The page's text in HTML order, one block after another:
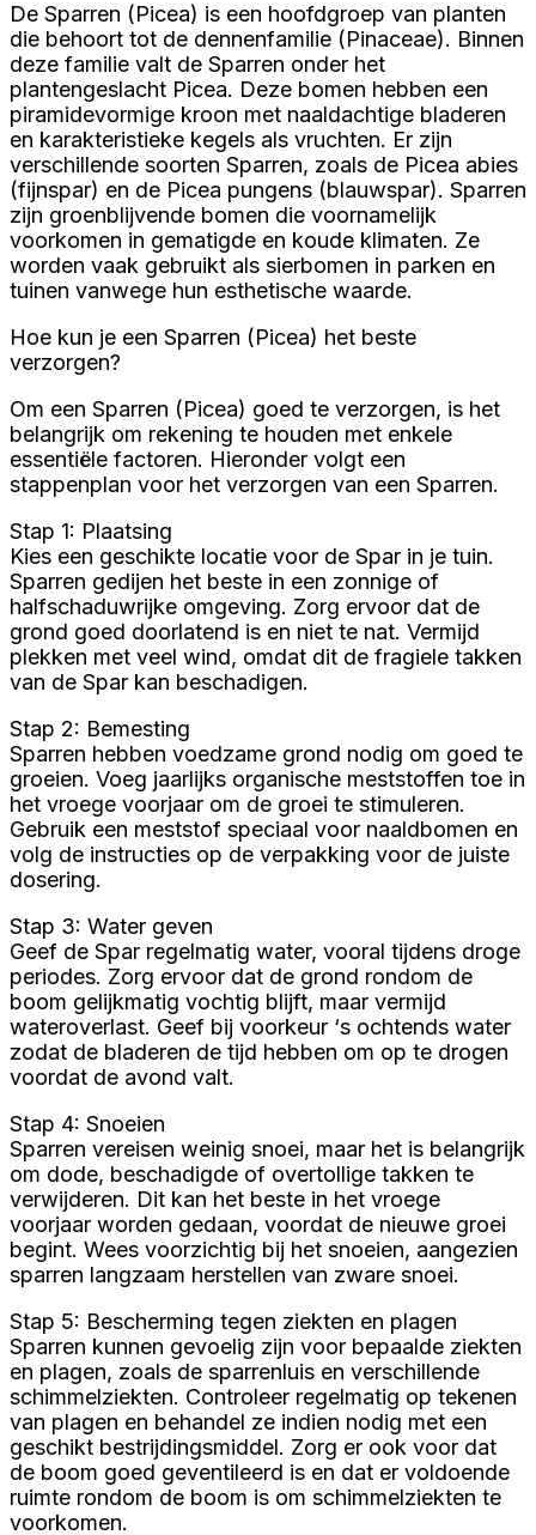
De Sparren (Picea) is een hoofdgroep van planten
die behoort tot de dennenfamilie (Pinaceae). Binnen
deze familie valt de Sparren onder het
plantengeslacht Picea. Deze bomen hebben een
piramidevormige kroon met naaldachtige bladeren
en karakteristieke kegels als vruchten. Er zijn
verschillende soorten Sparren, zoals de Picea abies
(fijnspar) en de Picea pungens (blauwspar). Sparren
zijn groenblijvende bomen die voornamelijk
voorkomen in gematigde en koude klimaten. Ze
worden vaak gebruikt als sierbomen in parken en
tuinen vanwege hun esthetische waarde.
Hoe kun je een Sparren (Picea) het beste
verzorgen?
Om een Sparren (Picea) goed te verzorgen, is het
belangrijk om rekening te houden met enkele
essentiële factoren. Hieronder volgt een
stappenplan voor het verzorgen van een Sparren.
Stap 1: Plaatsing
Kies een geschikte locatie voor de Spar in je tuin.
Sparren gedijen het beste in een zonnige of
halfschaduwrijke omgeving. Zorg ervoor dat de
grond goed doorlatend is en niet te nat. Vermijd
plekken met veel wind, omdat dit de fragiele takken
van de Spar kan beschadigen.
Stap 2: Bemesting
Sparren hebben voedzame grond nodig om goed te
groeien. Voeg jaarlijks organische meststoffen toe in
het vroege voorjaar om de groei te stimuleren.
Gebruik een meststof speciaal voor naaldbomen en
volg de instructies op de verpakking voor de juiste
dosering.
Stap 3: Water geven
Geef de Spar regelmatig water, vooral tijdens droge
periodes. Zorg ervoor dat de grond rondom de
boom gelijkmatig vochtig blijft, maar vermijd
wateroverlast. Geef bij voorkeur ‘s ochtends water
zodat de bladeren de tijd hebben om op te drogen
voordat de avond valt.
Stap 4: Snoeien
Sparren vereisen weinig snoei, maar het is belangrijk
om dode, beschadigde of overtollige takken te
verwijderen. Dit kan het beste in het vroege
voorjaar worden gedaan, voordat de nieuwe groei
begint. Wees voorzichtig bij het snoeien, aangezien
sparren langzaam herstellen van zware snoei.
Stap 5: Bescherming tegen ziekten en plagen
Sparren kunnen gevoelig zijn voor bepaalde ziekten
en plagen, zoals de sparrenluis en verschillende
schimmelziekten. Controleer regelmatig op tekenen
van plagen en behandel ze indien nodig met een
geschikt bestrijdingsmiddel. Zorg er ook voor dat
de boom goed geventileerd is en dat er voldoende
ruimte rondom de boom is om schimmelziekten te
voorkomen.